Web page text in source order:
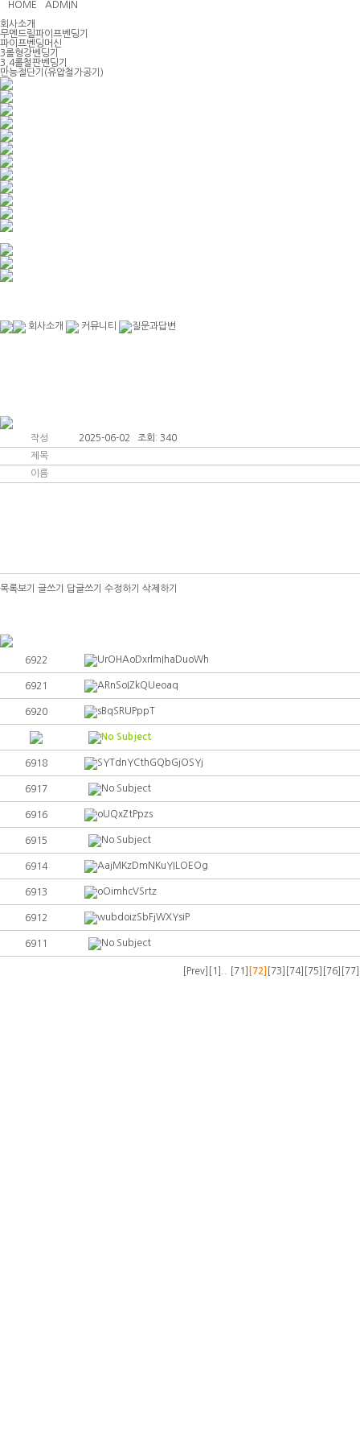
HOME
ADMIN
회사소개
무멘드릴파이프벤딩기
파이프벤딩머신
3롤형강벤딩기
3,4롤철판벤딩기
만능절단기(유압철가공기)
회사소개 커뮤니티 질문과답변
작성
2025-06-02 조회: 340
제목
이름
목록보기 글쓰기 답글쓰기 수정하기 삭제하기
6922 UrOHAoDxrlmIhaDuoWh
6921 ARnSoIZkQUeoaq
6920 sBqSRUPppT
No Subject
6918 SYTdnYCthGQbGjOSYj
6917 No Subject
6916 oUQxZtPpzs
6915 No Subject
6914 AajMKzDmNKuYILOEOg
6913 oOimhcVSrtz
6912 wubdoizSbFjWXYsiP
6911 No Subject
[Prev] [1].. [71] [72] [73] [74] [75] [76] [77]